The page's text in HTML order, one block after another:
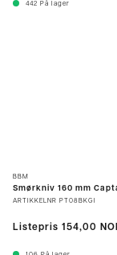
442 På lager
BBM
Smørkniv 160 mm
ARTIKKELNR PT08BKGI
Listepris 154,00